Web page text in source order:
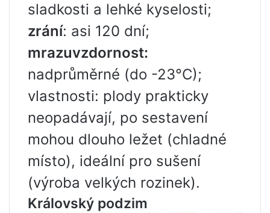
sladkosti a lehké kyselosti;
zrání: asi 120 dní;
mrazuvzdornost:
nadprůměrné (do -23°C);
vlastnosti: plody prakticky
neopadávají, po sestavení
mohou dlouho ležet (chladné
místo), ideální pro sušení
(výroba velkých rozinek).
Královský podzim